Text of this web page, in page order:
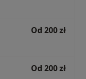
Od 200 zł
Od 200 zł